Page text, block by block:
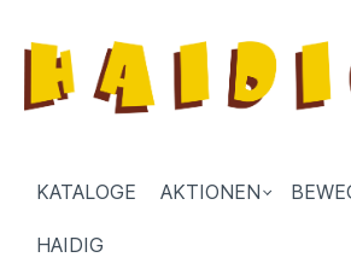
KATALOGE AKTIONEN
HAIDIG